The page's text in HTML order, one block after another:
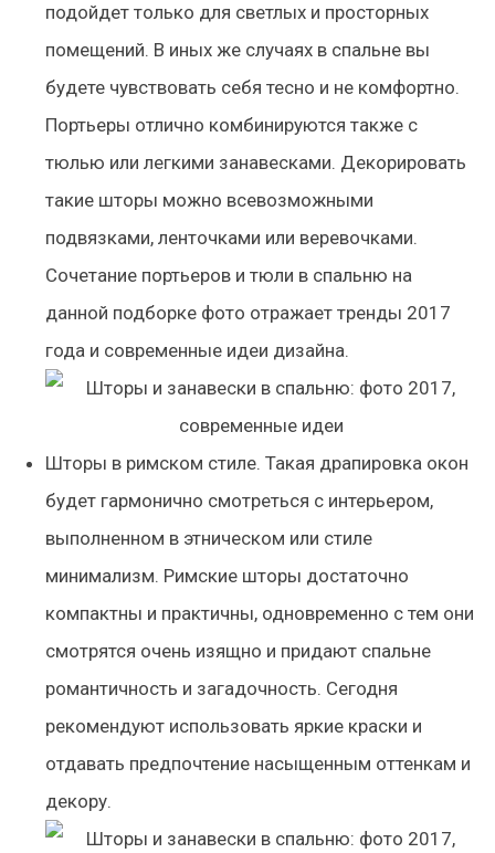
подойдет только для светлых и просторных
помещений. В иных же случаях в спальне вы
будете чувствовать себя тесно и не комфортно.
Портьеры отлично комбинируются также с
тюлью или легкими занавесками. Декорировать
такие шторы можно всевозможными
подвязками, ленточками или веревочками.
Сочетание портьеров и тюли в спальню на
данной подборке фото отражает тренды 2017
года и современные идеи дизайна.
Шторы в римском стиле. Такая драпировка окон
будет гармонично смотреться с интерьером,
выполненном в этническом или стиле
минимализм. Римские шторы достаточно
компактны и практичны, одновременно с тем они
смотрятся очень изящно и придают спальне
романтичность и загадочность. Сегодня
рекомендуют использовать яркие краски и
отдавать предпочтение насыщенным оттенкам и
декору.